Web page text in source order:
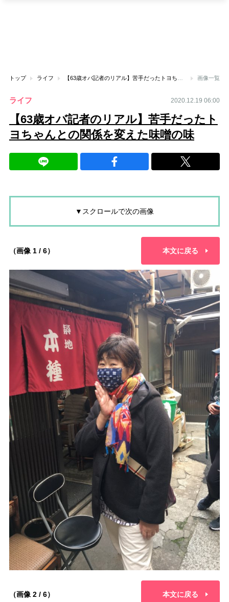
トップ ライフ 画像一覧
ライフ 2020.12.19 06:00
【63歳オバ記者のリアル】苦手だったト
ヨちゃんとの関係を変えた味噌の味
▼スクロールで次の画像
（画像 1 / 6） 本文に戻る
（画像 2 / 6） 本文に戻る